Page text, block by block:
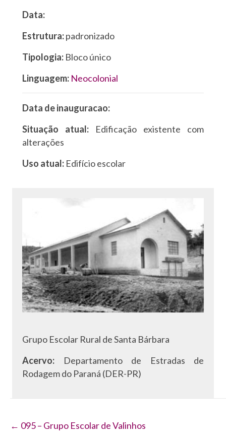
Data:
Estrutura:padronizado
Tipologia: Bloco único
Linguagem: Neocolonial
Data de inauguracao:
Situação atual: Edificação existente com
alterações
Uso atual: Edifício escolar
Grupo Escolar Rural de Santa Bárbara
Acervo: Departamento de Estradas de
Rodagem do Paraná (DER-PR)
Navegação
← 095 – Grupo Escolar de Valinhos